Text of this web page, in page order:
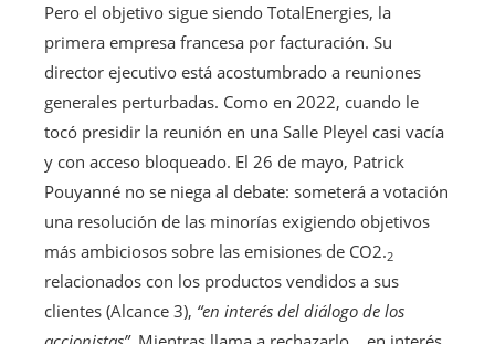
Pero el objetivo sigue siendo TotalEnergies, la
primera empresa francesa por facturación. Su
director ejecutivo está acostumbrado a reuniones
generales perturbadas. Como en 2022, cuando le
tocó presidir la reunión en una Salle Pleyel casi vacía
y con acceso bloqueado. El 26 de mayo, Patrick
Pouyanné no se niega al debate: someterá a votación
una resolución de las minorías exigiendo objetivos
más ambiciosos sobre las emisiones de CO2.2
relacionados con los productos vendidos a sus
clientes (Alcance 3), “en interés del diálogo de los